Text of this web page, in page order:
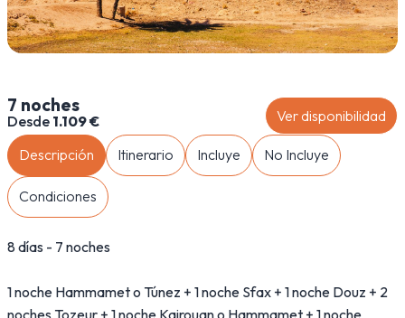
Descripción Itinerario Incluye No Incluye
Condiciones
8 días - 7 noches
1 noche Hammamet o Túnez + 1 noche Sfax + 1 noche Douz + 2
noches Tozeur + 1 noche Kairouan o Hammamet + 1 noche
7 noches
Desde 1.109 € Ver disponibilidad